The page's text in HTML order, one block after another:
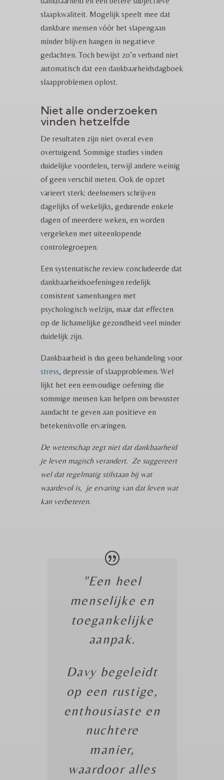
slaapkwaliteit. Mogelijk speelt mee dat
dankbare mensen vóór het slapengaan
minder blijven hangen in negatieve
gedachten. Toch bewijst zo’n verband niet
automatisch dat een dankbaarheidsdagboek
slaapproblemen oplost.
Niet alle onderzoeken
vinden hetzelfde
De resultaten zijn niet overal even
overtuigend. Sommige studies vinden
duidelijke voordelen, terwijl andere weinig
of geen verschil meten. Ook de opzet
varieert sterk: deelnemers schrijven
dagelijks of wekelijks, gedurende enkele
dagen of meerdere weken, en worden
vergeleken met uiteenlopende
controlegroepen.
Een systematische review concludeerde dat
dankbaarheidsoefeningen redelijk
consistent samenhangen met
psychologisch welzijn, maar dat effecten
op de lichamelijke gezondheid veel minder
duidelijk zijn.
Dankbaarheid is dus geen behandeling voor
stress, depressie of slaapproblemen. Wel
lijkt het een eenvoudige oefening die
sommige mensen kan helpen om bewuster
aandacht te geven aan positieve en
betekenisvolle ervaringen.
De wetenschap zegt niet dat dankbaarheid
je leven magisch verandert. Ze suggereert
wel dat regelmatig stilstaan bij wat
waardevol is, je ervaring van dat leven wat
kan verbeteren.
"Een heel
menselijke en
toegankelijke
aanpak.
Davy begeleidt
op een rustige,
enthousiaste en
nuchtere
manier,
waardoor alles